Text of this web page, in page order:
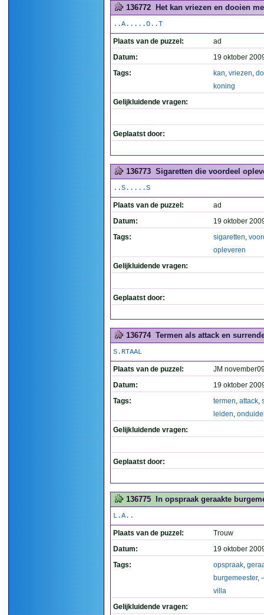
136772 Het kan vriezen en dooien
..A.....O..T
Plaats van de puzzel:
ad
Datum:
19 oktober
Tags:
kan, vriezen,
koning
Gelijkluidende vragen:
Geplaatst door:
136773 Sigaretten die voordeel
..S.....S
Plaats van de puzzel:
ad
Datum:
19 oktober
Tags:
sigaretten,
opleveren
Gelijkluidende vragen:
Geplaatst door:
136774 Termen als attack en
S.RTAAL
Plaats van de puzzel:
JM
Datum:
19 oktober
Tags:
termen, attack,
leiden,
Gelijkluidende vragen:
Geplaatst door:
136775 In opspraak geraakte
L.A..
Plaats van de puzzel:
Trouw
Datum:
19 oktober
Tags:
opspraak,
burgemeester,
villa
Gelijkluidende vragen: